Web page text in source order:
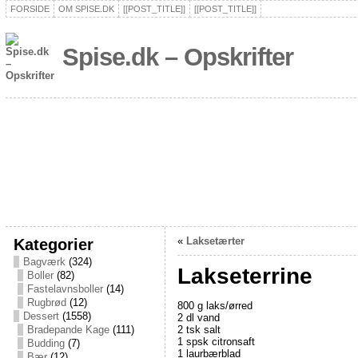
FORSIDE OM SPISE.DK [[POST_TITLE]] [[POST_TITLE]]
Spise.dk – Opskrifter
Kategorier
Bagværk(324)
Boller(82)
Fastelavnsboller(14)
Rugbrød (12)
Dessert(1558)
Bradepande Kage(111)
Budding(7)
« Laksetærter
Lakseterrine
800 g laks/ørred
2 dl vand
2 tsk salt
1 spsk citronsaft
1 laurbærblad